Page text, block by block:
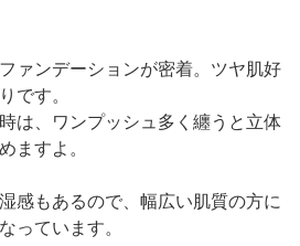
ァンデーションが密着。ツヤ肌好
です。
は、ワンプッシュ多く纏うと立体
ますよ。
感もあるので、幅広い肌質の方に
っています。